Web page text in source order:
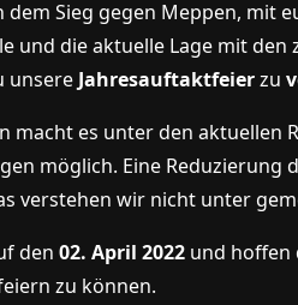
Sieg gegen Meppen, mit
und die aktuelle Lage mit
unsere Jahresauftaktfeierzu
macht es unter den aktuellen
möglich. Eine Reduzierung
verstehen wir nicht unter
den 02. April 2022 und hoffen
zu können.